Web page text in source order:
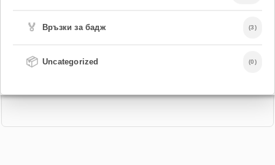
🏅 Връзки за бадж (3)
📦 Uncategorized (0)